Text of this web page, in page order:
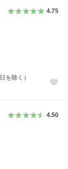
4.75
を除く）
4.50